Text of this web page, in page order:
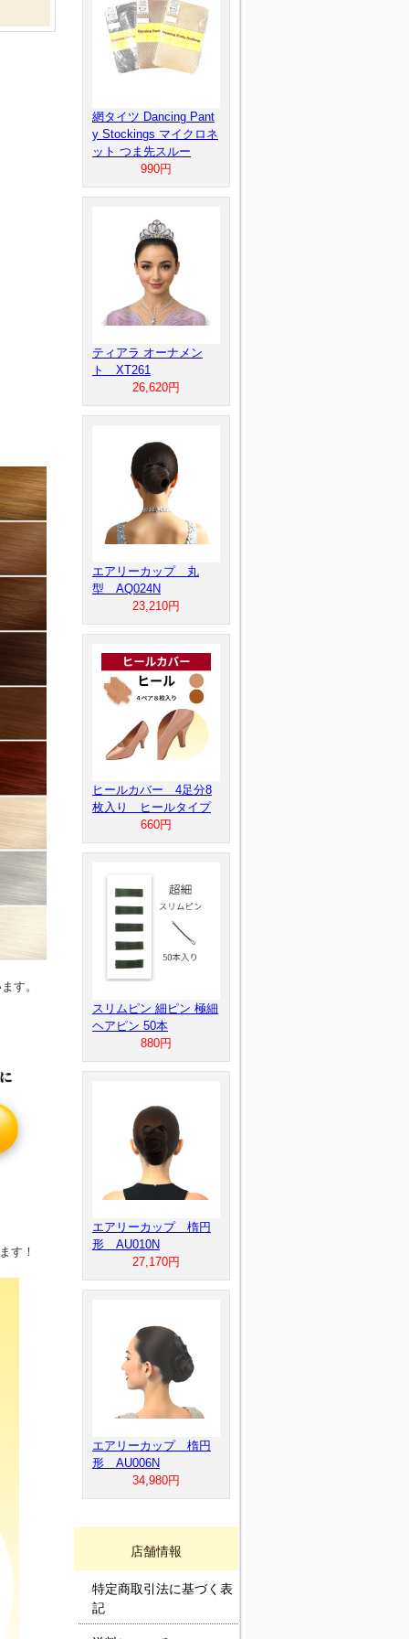
す。
す！
網タイツ Dancing Pant
y Stockings マイクロネ
ット つま先スルー
990円
ティアラ オーナメン
ト XT261
26,620円
エアリーカップ 丸
型 AQ024N
23,210円
ヒールカバー 4足分8
枚入り ヒールタイプ
660円
スリムピン 細ピン 極細
ヘアピン 50本
880円
エアリーカップ 楕円
形 AU010N
27,170円
エアリーカップ 楕円
形 AU006N
34,980円
店舗情報
特定商取引法に基づく表
記